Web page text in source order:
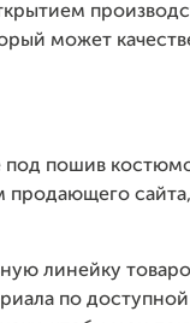
может
пошив
продающего
линейку
по